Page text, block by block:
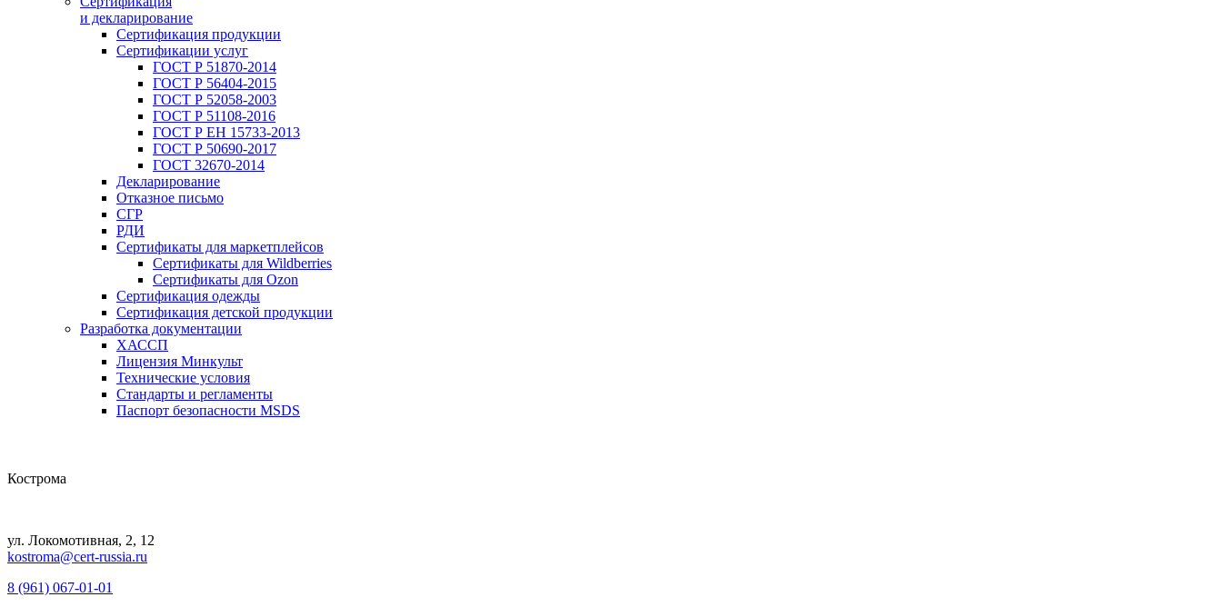
и декларирование
Сертификация продукции
Сертификации услуг
ГОСТ Р 51870-2014
ГОСТ Р 56404-2015
ГОСТ Р 52058-2003
ГОСТ Р 51108-2016
ГОСТ Р ЕН 15733-2013
ГОСТ Р 50690-2017
ГОСТ 32670-2014
Декларирование
Отказное письмо
СГР
РДИ
Сертификаты для маркетплейсов
Сертификаты для Wildberries
Сертификаты для Ozon
Сертификация одежды
Сертификация детской продукции
Разработка документации
ХАССП
Лицензия Минкульт
Технические условия
Стандарты и регламенты
Паспорт безопасности MSDS
Кострома
ул. Локомотивная, 2, 12
kostroma@cert-russia.ru
8 (961) 067-01-01